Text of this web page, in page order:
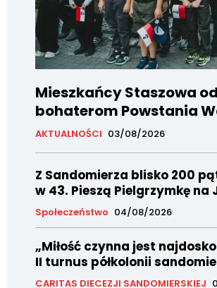
Mieszkańcy Staszowa
bohaterom Powstania
AKTUALNOŚCI 03/08/2026
Z Sandomierza blisko 200
w 43. Pieszą Pielgrzymkę na
Społeczeństwo 04/08/2026
„Miłość czynna jest
II turnus półkolonii
CARITAS DIECEZJI SANDOMIERSKIEJ